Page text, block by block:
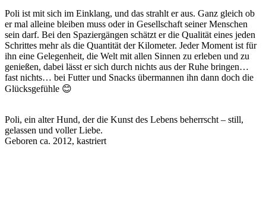
Poli ist mit sich im Einklang, und das strahlt er aus. Ganz gleich ob
er mal alleine bleiben muss oder in Gesellschaft seiner Menschen
sein darf. Bei den Spaziergängen schätzt er die Qualität eines jeden
Schrittes mehr als die Quantität der Kilometer. Jeder Moment ist für
ihn eine Gelegenheit, die Welt mit allen Sinnen zu erleben und zu
genießen, dabei lässt er sich durch nichts aus der Ruhe bringen…
fast nichts… bei Futter und Snacks übermannen ihn dann doch die
Glücksgefühle 😊
Poli, ein alter Hund, der die Kunst des Lebens beherrscht – still,
gelassen und voller Liebe.
Geboren ca. 2012, kastriert